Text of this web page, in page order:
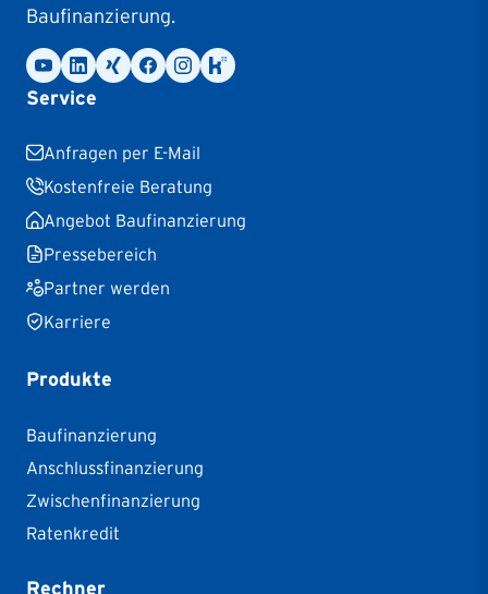
Baufinanzierung.
Service
Anfragen per E-Mail
Kostenfreie Beratung
Angebot Baufinanzierung
Pressebereich
Partner werden
Karriere
Produkte
Baufinanzierung
Anschlussfinanzierung
Zwischenfinanzierung
Ratenkredit
Rechner